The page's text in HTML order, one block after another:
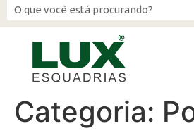
Categoria: